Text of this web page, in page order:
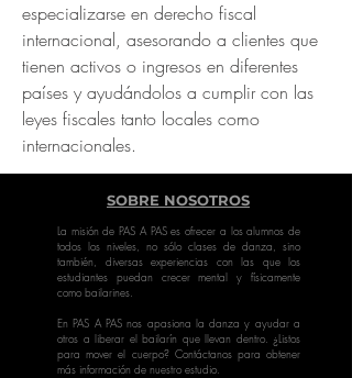
especializarse en derecho fiscal
internacional, asesorando a clientes que
tienen activos o ingresos en diferentes
países y ayudándolos a cumplir con las
leyes fiscales tanto locales como
internacionales.
SOBRE NOSOTROS
La misión de PAS A PAS es ofrecer a los alumnos de
todos los niveles, no sólo clases de danza, sino
también, diversas experiencias con las que los
estudiantes puedan crecer mental y físicamente
como bailarines.
En PAS A PAS nos apasiona la danza y ayudar a
otros a liberar el bailarín que llevan dentro. ¿Listos
para mover el cuerpo? Contáctanos para obtener
más información de nuestro estudio.